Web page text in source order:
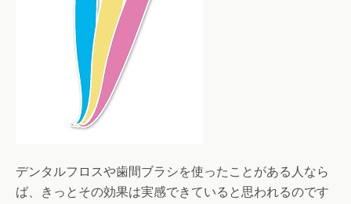
デンタルフロスや歯間ブラシを使ったことがある人なら
ば、きっとその効果は実感できていると思われるのです